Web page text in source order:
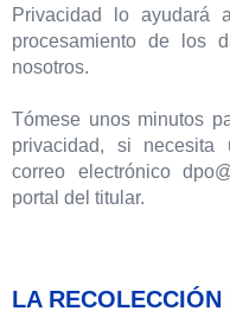
Privacidad lo ayudará
procesamiento de los
nosotros.
Tómese unos minutos
privacidad, si necesita
correo electró nico
portal del titular.
LA